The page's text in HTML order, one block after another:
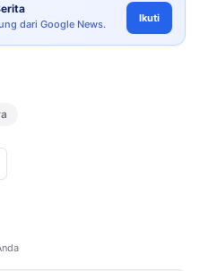
dari Google News. Ikuti